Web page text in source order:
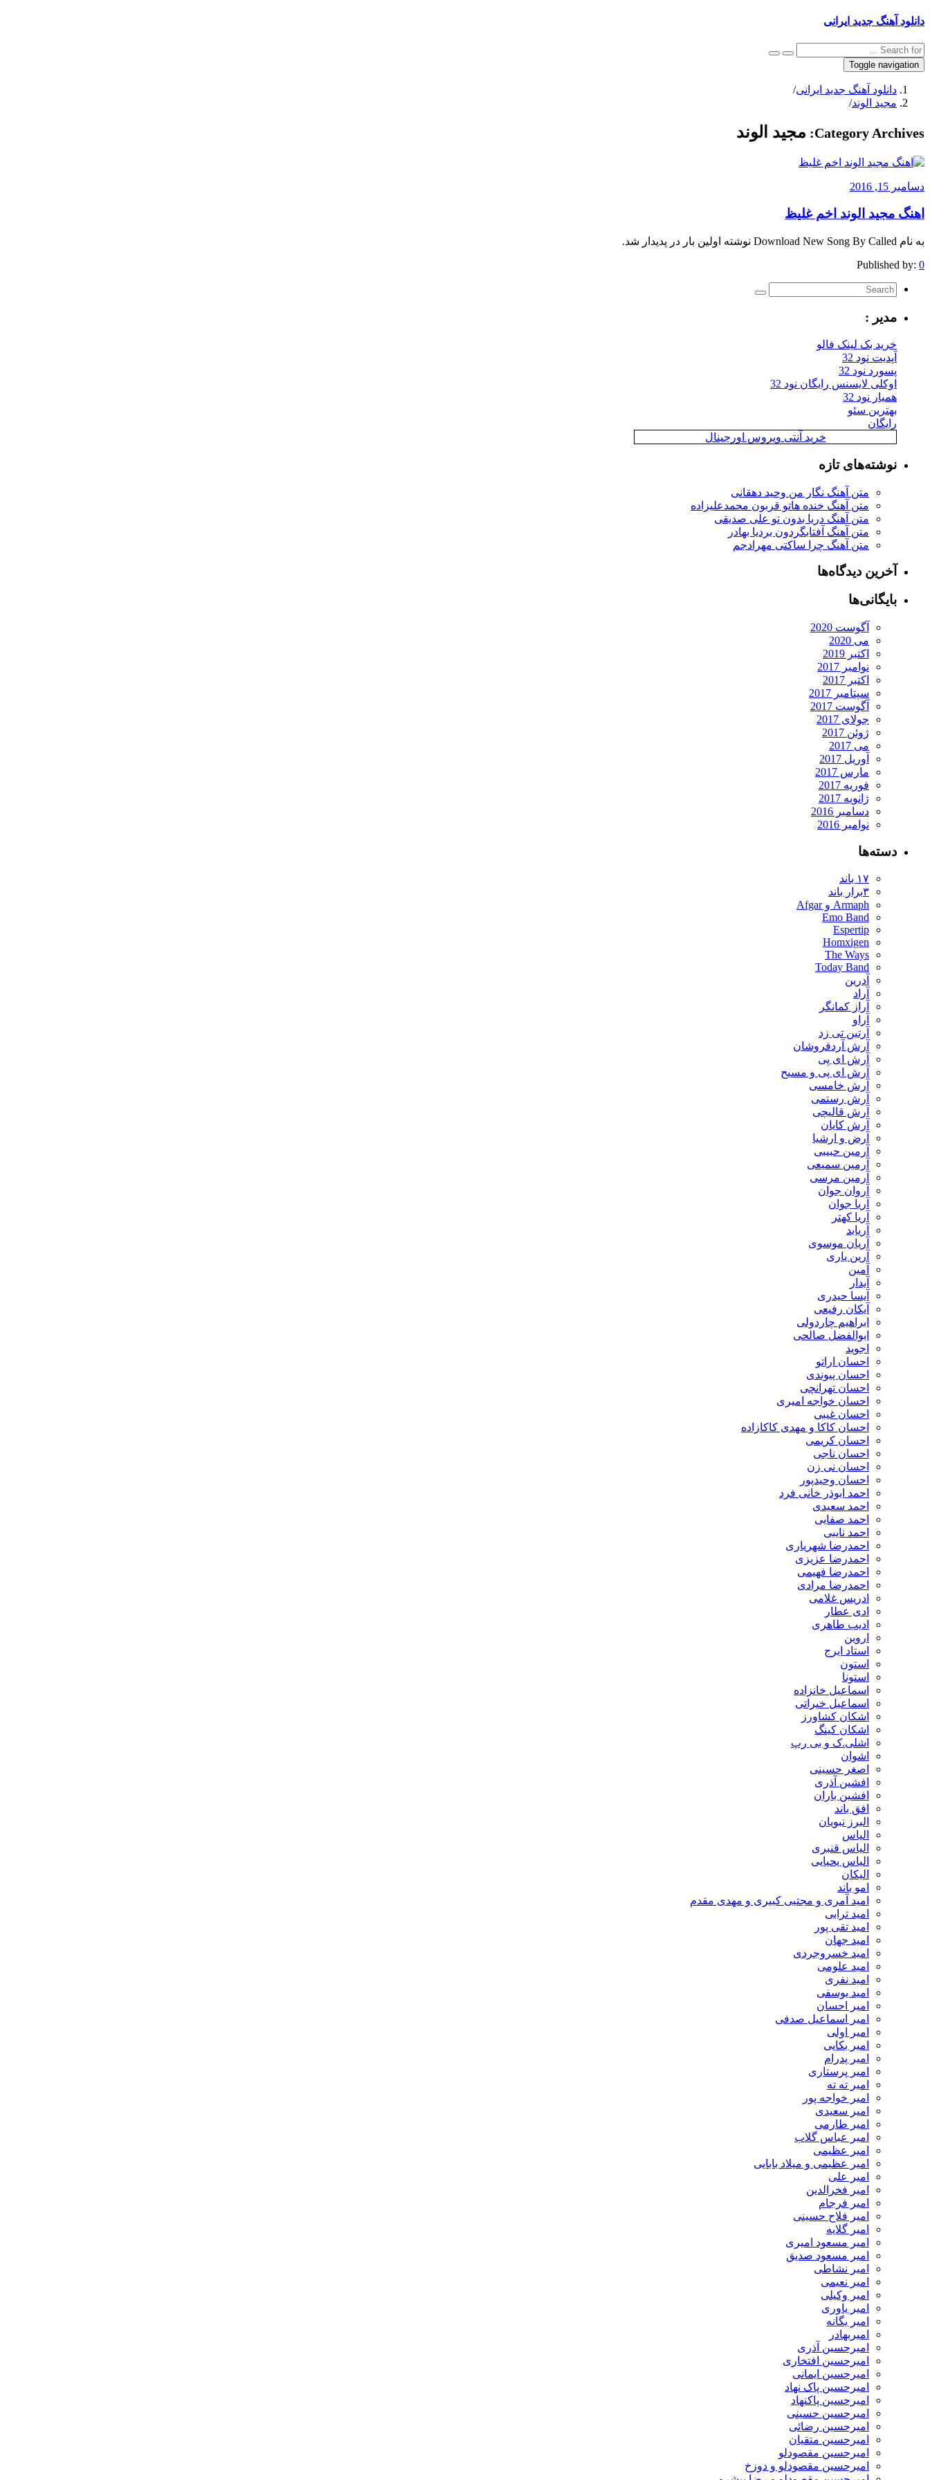
دانلود آهنگ جدید ایرانی
Toggle navigation
دانلود آهنگ جدید ایرانی/
مجید الوند‎/
Category Archives: مجید الوند‎
دسامبر 15, 2016
اهنگ مجید الوند‎ اخم غلیظ
به نام Download New Song By Called نوشته اولین بار در پدیدار شد.
Published by: 0
مدیر :
خرید بک لینک فالو
آپدیت نود 32
پسورد نود 32
اوکلی لایسنس رایگان نود 32
همیار نود 32
بهترین سئو
رایگان
خرید آنتی ویروس اورجینال
نوشته‌های تازه
متن آهنگ نگار من وحید دهقانی
متن آهنگ خنده هاتو قربون محمدعلیزاده
متن آهنگ دریا بدون تو علی صدیقی
متن آهنگ آفتابگردون بردیا بهادر
متن آهنگ چرا ساکتی مهرادجم
آخرین دیدگاه‌ها
بایگانی‌ها
آگوست 2020
می 2020
اکتبر 2019
نوامبر 2017
اکتبر 2017
سپتامبر 2017
آگوست 2017
جولای 2017
ژوئن 2017
می 2017
آوریل 2017
مارس 2017
فوریه 2017
ژانویه 2017
دسامبر 2016
نوامبر 2016
دسته‌ها
۱۷ باند
۳برار باند
Armaph و Afgar
Emo Band
Espertip
Homxigen
The Ways
Today Band
آدرین
آراد
آراز کمانگر
آراو
آرتین تی زد
آرش آردفروشان
آرش ای پی
آرش ای پی و مسیح
آرش خامسی
آرش رستمی
آرش قالیچی
آرش کایان
​آرض و ارشیا
آرمین حبیبی
آرمین سمیعی
آرمین مرسی
آروان جوان
آریا جوان
آریا کهتر
آریابد
آریان موسوی
آرین یاری
آمین
آیدار
آیسا حیدری
آیکان رفیعی
ابراهیم چاردولی
ابوالفضل صالحی
اجوید
احسان اراتو
احسان پیوندی
احسان تهرانچی
احسان خواجه امیری
احسان غیبی
احسان کاکا و مهدی کاکازاده
احسان کریمی
احسان ناجی
احسان نی زن
احسان وحیدپور
احمد ابوذر خانی فرد
احمد سعیدی
احمد صفایی
احمد نایبی
احمدرضا شهریاری
احمدرضا عزیزی
احمدرضا فهیمی
احمدرضا مرادی
ادریس غلامی
ادی عطار
ادیب طاهری
اروین
استاد ایرج
استون
استونا
اسماعیل خانزاده
اسماعیل خیراتی
اشکان کشاورز
اشکان کینگ
اشلی.ک و بی رپ
اشوان
اصغر حسینی
افشین آذری
افشین باران
افق باند
البرز نبویان
الیاس
الیاس قنبرى
الیاس یحیایی
الیکان
امو باند
امید آمری و مجتبی کبیری و مهدى مقدم
امید ترابی
امید تقی پور
امید جهان
امید خسروجردی
امید علومی
امید نفری
امید یوسفی
امیر احسان
امیر اسماعیل صدفی
امیر اولی
امیر بکایی
امیر پدرام
امیر پرستاری
امیر ته ته
امیر خواجه پور
امیر سعیدی
امیر طارمی
امیر عباس گلاب
امیر عظیمی
امیر عظیمی و میلاد بابایی
امیر علی
امیر فخرالدین
امیر فرجام
امیر فلاح حسینی
امیر گلایه
امیر مسعود امیری
امیر مسعود صدیق
امیر نشاطی
امیر نعیمی
امیر وکیلی
امیر یاوری
امیر یگانه
امیربهادر
امیرحسین آذری
امیرحسین افتخاری
امیرحسین ایمانی
امیرحسین پاک نهاد
امیرحسین پاکنهاد
امیرحسین حسینی
امیرحسین رضائی
امیرحسین متقیان
امیرحسین مقصودلو
امیرحسین مقصودلو و دوزخ